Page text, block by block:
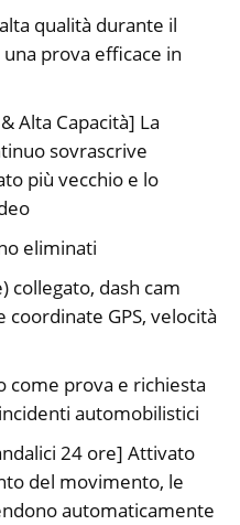
qualità durante il
prova efficace in
Alta Capacità] La
sovrascrive
più vecchio e lo
eliminati
collegato, dash cam
GPS, velocità
come prova e richiesta
automobilistici
24 ore] Attivato
del movimento, le
automaticamente